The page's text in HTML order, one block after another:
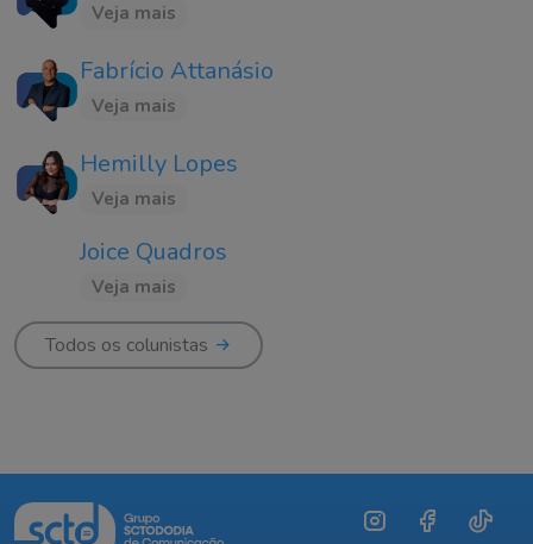
Veja mais
Fabrício Attanásio
Veja mais
Hemilly Lopes
Veja mais
Joice Quadros
Veja mais
Todos os colunistas